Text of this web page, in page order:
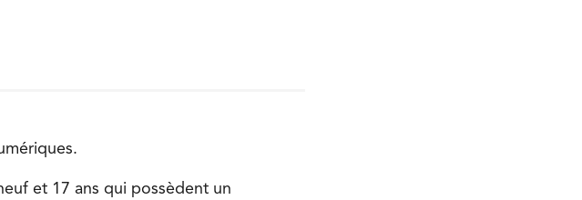
et 17 ans qui possèdent un